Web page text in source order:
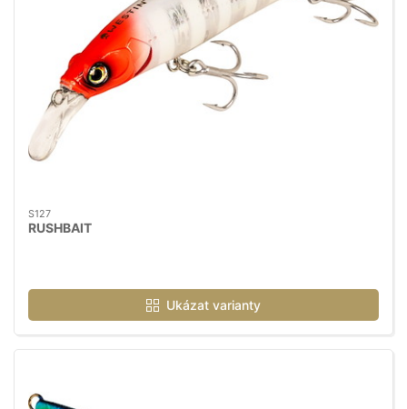
S127
RUSHBAIT
Ukázat varianty